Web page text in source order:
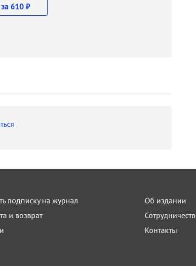
за 610 ₽
подписку на журнал
и возврат
Об издании
Контакты